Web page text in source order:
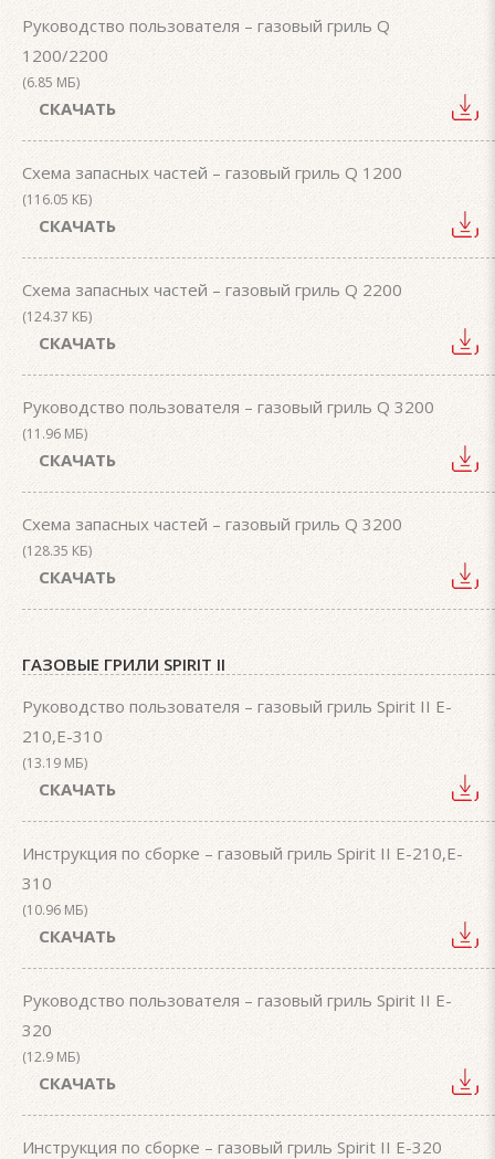
Руководство пользователя – газовый гриль Q
1200/2200
(6.85 МБ)
СКАЧАТЬ
Схема запасных частей – газовый гриль Q 1200
(116.05 КБ)
СКАЧАТЬ
Схема запасных частей – газовый гриль Q 2200
(124.37 КБ)
СКАЧАТЬ
Руководство пользователя – газовый гриль Q 3200
(11.96 МБ)
СКАЧАТЬ
Схема запасных частей – газовый гриль Q 3200
(128.35 КБ)
СКАЧАТЬ
ГАЗОВЫЕ ГРИЛИ SPIRIT II
Руководство пользователя – газовый гриль Spirit II E-
210,E-310
(13.19 МБ)
СКАЧАТЬ
Инструкция по сборке – газовый гриль Spirit II E-210,E-
310
(10.96 МБ)
СКАЧАТЬ
Руководство пользователя – газовый гриль Spirit II E-
320
(12.9 МБ)
СКАЧАТЬ
Инструкция по сборке – газовый гриль Spirit II E-320